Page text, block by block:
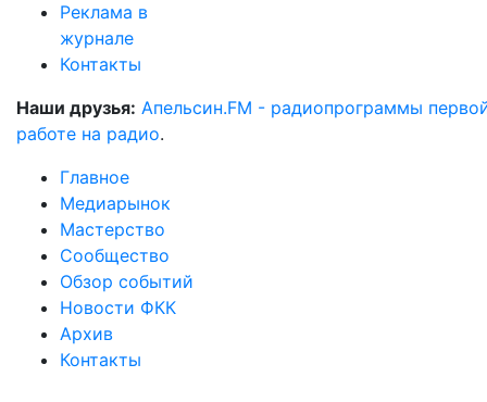
Реклама в
журнале
Контакты
Наши друзья: Апельсин.FM - радиопрограммы
работе на радио.
Главное
Медиарынок
Мастерство
Сообщество
Обзор событий
Новости ФКК
Архив
Контакты